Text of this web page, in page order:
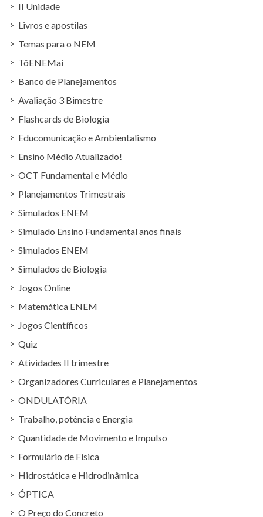
II Unidade
Livros e apostilas
Temas para o NEM
TôENEMaí
Banco de Planejamentos
Avaliação 3 Bimestre
Flashcards de Biologia
Educomunicação e Ambientalismo
Ensino Médio Atualizado!
OCT Fundamental e Médio
Planejamentos Trimestrais
Simulados ENEM
Simulado Ensino Fundamental anos finais
Simulados ENEM
Simulados de Biologia
Jogos Online
Matemática ENEM
Jogos Científicos
Quiz
Atividades II trimestre
Organizadores Curriculares e Planejamentos
ONDULATÓRIA
Trabalho, potência e Energia
Quantidade de Movimento e Impulso
Formulário de Física
Hidrostática e Hidrodinâmica
ÓPTICA
O Preço do Concreto